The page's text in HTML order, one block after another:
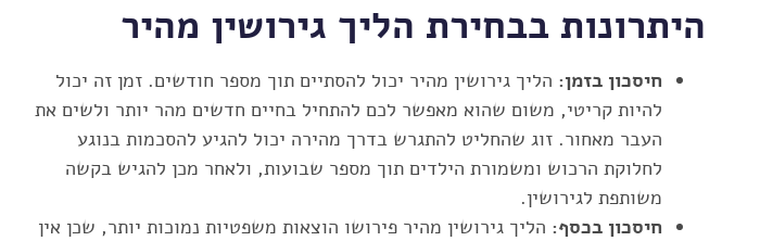
היתרונות בבחירת הליך גירושין מהיר
חיסכון בזמן: הליך גירושין מהיר יכול להסתיים תוך מספר חודשים. זמן זה יכול
להיות קריטי, משום שהוא מאפשר לכם להתחיל בחיים חדשים מהר יותר ולשים את
העבר מאחור. זוג שהחליט להתגרש בדרך מהירה יכול להגיע להסכמות בנוגע
לחלוקת הרכוש ומשמורת הילדים תוך מספר שבועות, ולאחר מכן להגיש בקשה
משותפת לגירושין.
חיסכון בכסף: הליך גירושין מהיר פירושו הוצאות משפטיות נמוכות יותר, שכן אין